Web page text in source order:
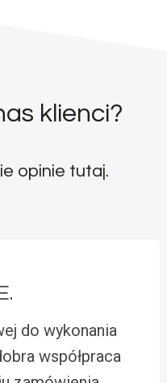
klienci?
opinie tutaj.
do wykonania
współpraca